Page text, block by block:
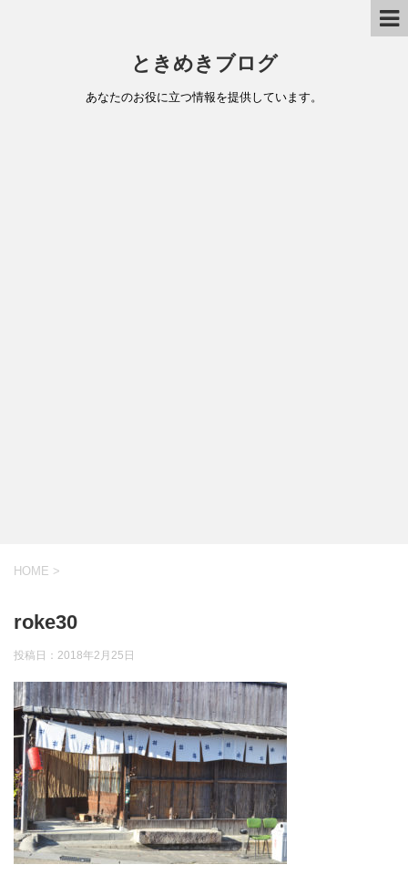
ときめきブログ
あなたのお役に立つ情報を提供しています。
HOME >
roke30
投稿日： 2018年2月25日